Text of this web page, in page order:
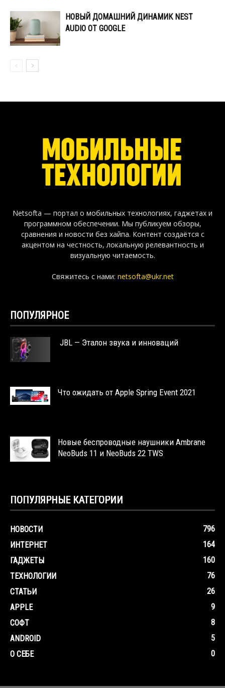
НОВЫЙ ДОМАШНИЙ ДИНАМИК NEST
AUDIO ОТ GOOGLE
Netsofta — портал о мобильных технологиях, гаджетах и
программном обеспечении. Мы публикуем обзоры,
сравнения и новости без хайпа. Контент создаётся с
акцентом на честность, локальную релевантность и
визуальную читаемость.
Свяжитесь с нами: netsofta@ukr.net
ПОПУЛЯРНОЕ
JBL — Эталон звука и инноваций
Что ожидать от Apple Spring Event 2021
Новые беспроводные наушники Ambrane
NeoBuds 11 и NeoBuds 22 TWS
ПОПУЛЯРНЫЕ КАТЕГОРИИ
НОВОСТИ
796
ИНТЕРНЕТ
164
ГАДЖЕТЫ
160
ТЕХНОЛОГИИ
76
СТАТЬИ
26
APPLE
9
СОФТ
8
ANDROID
5
О СЕБЕ
0